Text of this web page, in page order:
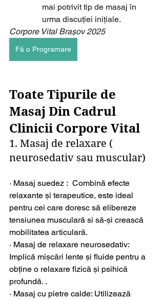
mai potrivit tip de masaj în
urma discuției inițiale.
Corpore Vital Brașov 2025
Fă o Programare
Toate Tipurile de
Masaj Din Cadrul
Clinicii Corpore Vital
1. Masaj de relaxare (
neurosedativ sau muscular)
· Masaj suedez :  Combină efecte
relaxante și terapeutice, este ideal
pentru cei care doresc să elibereze
tensiunea musculară si să-și crească
mobilitatea articulară.
· Masaj de relaxare neurosedativ:
Implică mișcări lente și fluide pentru a
obține o relaxare fizică și psihică
profundă. .
· Masaj cu pietre calde: Utilizează